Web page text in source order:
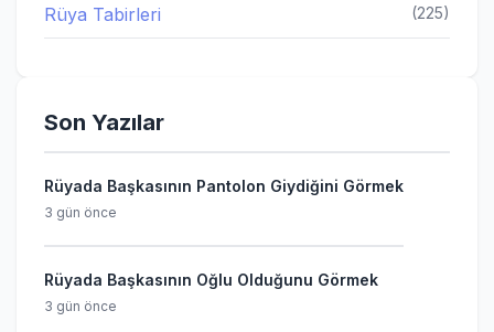
Rüya Tabirleri (225)
Son Yazılar
Rüyada Başkasının Pantolon Giydiğini Görmek
3 gün önce
Rüyada Başkasının Oğlu Olduğunu Görmek
3 gün önce